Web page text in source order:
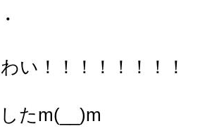
い！！！！！！！！
たm(__)m